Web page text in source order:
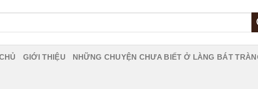
GIỚI THIỆU NHỮNG CHUYỆN CHƯA BIẾT Ở LÀNG BÁT